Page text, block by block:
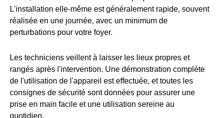
L'installation elle-même est généralement rapide, souvent
réalisée en une journée, avec un minimum de
perturbations pour votre foyer.
Les techniciens veillent à laisser les lieux propres et
rangés après l'intervention. Une démonstration complète
de l'utilisation de l'appareil est effectuée, et toutes les
consignes de sécurité sont données pour assurer une
prise en main facile et une utilisation sereine au
quotidien.